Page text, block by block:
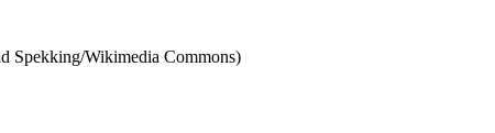
Spekking/Wikimedia Commons)